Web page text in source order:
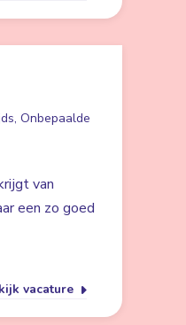
Onbepaalde
van
een zo goed
vacature